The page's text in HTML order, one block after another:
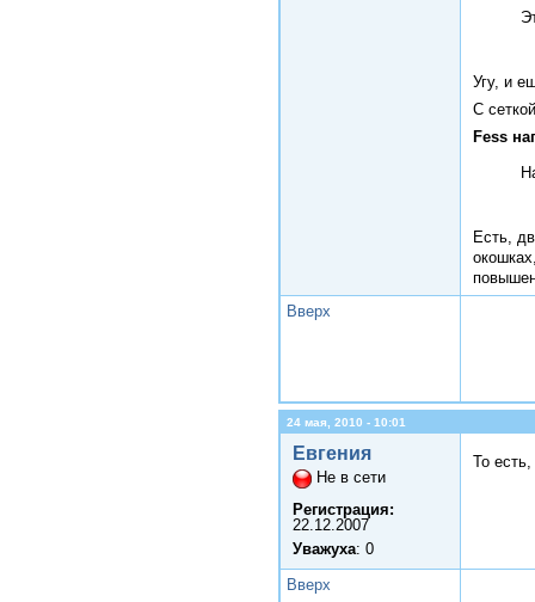
Угу, и
С
Fess
Есть,
Вверх
24 мая, 2010 - 10:01
Евгения
Не в сети
Регистрация:
22.12.2007
Уважуха: 0
То
Вверх